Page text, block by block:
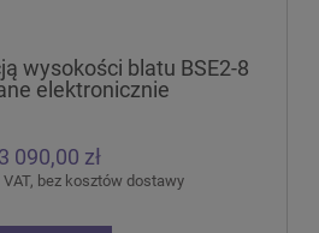
wysokości blatu BSE2-8
elektronicznie
3 090,00 zł
VAT, bez kosztów dostawy